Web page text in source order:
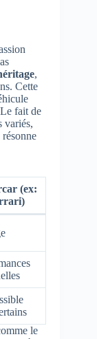
,
Cette
fait de
variés,
(ex:
le